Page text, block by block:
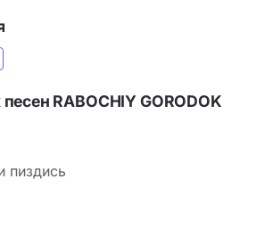
RABOCHIY GORODOK
пиздись